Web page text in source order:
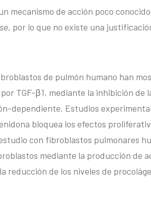
mecanismo de acción poco
, por lo que no existe una
de pulmón humano han
TGF-β1, mediante la inhibición de
dependiente. Estudios
bloquea los efectos
con fibroblastos pulmonares
mediante la producción de
reducción de los niveles de